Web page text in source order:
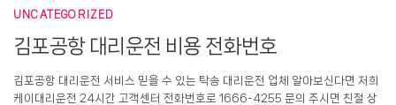
UNCATEGORIZED
김포공항 대리운전 비용 전화번호
김포공항 대리운전 서비스 믿을 수 있는 탁송 대리운전 업체 알아보신다면 저희
케이대리운전 24시간 고객센터 전화번호로 1666-4255 문의 주시면 친절 상